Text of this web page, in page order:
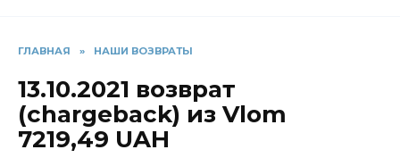
ГЛАВНАЯ » НАШИ ВОЗВРАТЫ
13.10.2021 возврат
(chargeback) из Vlom
7219,49 UAH